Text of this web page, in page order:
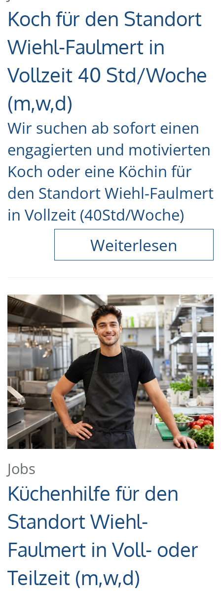
Koch für den Standort
Wiehl-Faulmert in
Vollzeit 40 Std/Woche
(m,w,d)
Wir suchen ab sofort einen
engagierten und motivierten
Koch oder eine Köchin für
den Standort Wiehl-Faulmert
in Vollzeit (40Std/Woche)
Weiterlesen
Jobs
Küchenhilfe für den
Standort Wiehl-
Faulmert in Voll- oder
Teilzeit (m,w,d)